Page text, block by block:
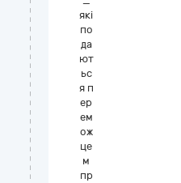
які
по
да
ют
ьс
я п
ер
ем
ож
це
м
пр